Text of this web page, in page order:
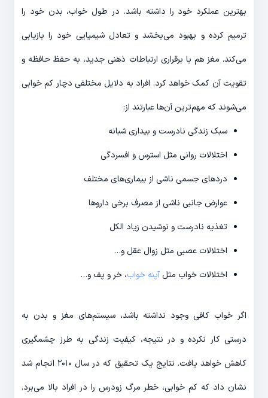
بهترین عملکرد خود را داشته باشد. در طول خواب، بدن خود را
ترمیم کرده و بهبود می‌بخشد و تعادل شیمیایی خود را بازیابی
می‌کند. مغز هم با برقراری ارتباطات ذهنی جدید، به حفظ حافظه و
تقویت آن کمک خواهد کرد. افراد به دلایل مختلفی دچار کم خوابی
می‌شوند که مهم‌ترین آن‌ها عبارتند از:
سبک زندگی نادرست و بیداری شبانه
اختلالات روانی مثل استرس و افسردگی
دردهای جسمی ناشی از بیماری‌های مختلف
عوارض جانبی ناشی از مصرف برخی داروها
تغذیه نادرست و نوشیدن زیاد الکل
اختلالات عصبی مثل زوال عقل و…
اختلالات خواب مثل آپنه خواب، خر و پف و…
اگر خواب کافی وجود نداشته باشد، سیستم‌های مغز و بدن به
درستی کار نکرده و در نتیجه، کیفیت زندگی به طرز چشمگیری
کاهش خواهد یافت. نتایج یک تحقیق که در سال ۲۰۱۰ انجام شد
نشان داد که کم خوابی، خطر مرگ زودرس را در افراد بالا می‌برد.